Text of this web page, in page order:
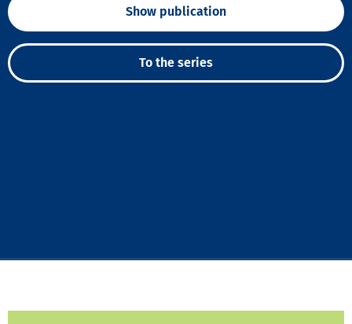
Show publication
To the series